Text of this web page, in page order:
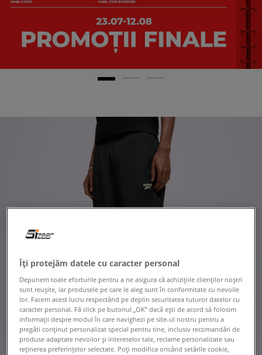
Îți protejăm datele cu caracter personal
Depunem toate eforturile pentru a ne asigura că achizițiile clienților noștri
sunt reușite, iar produsele pe care le aleg sunt în conformitate cu nevoile
lor. Facem acest lucru respectând pe deplin securitatea tuturor datelor cu
caracter personal. Fă click pe butonul „OK” dacă ești de acord să folosim
informații despre modul în care navighezi pe site-ul nostru pentru a
pregăti conținut personalizat special pentru tine, inclusiv recomandări de
produse adaptate nevoilor și intereselor tale, reclame personalizate sau
reținerea preferințelor selectate. Poți modifica oricând setările cookie,